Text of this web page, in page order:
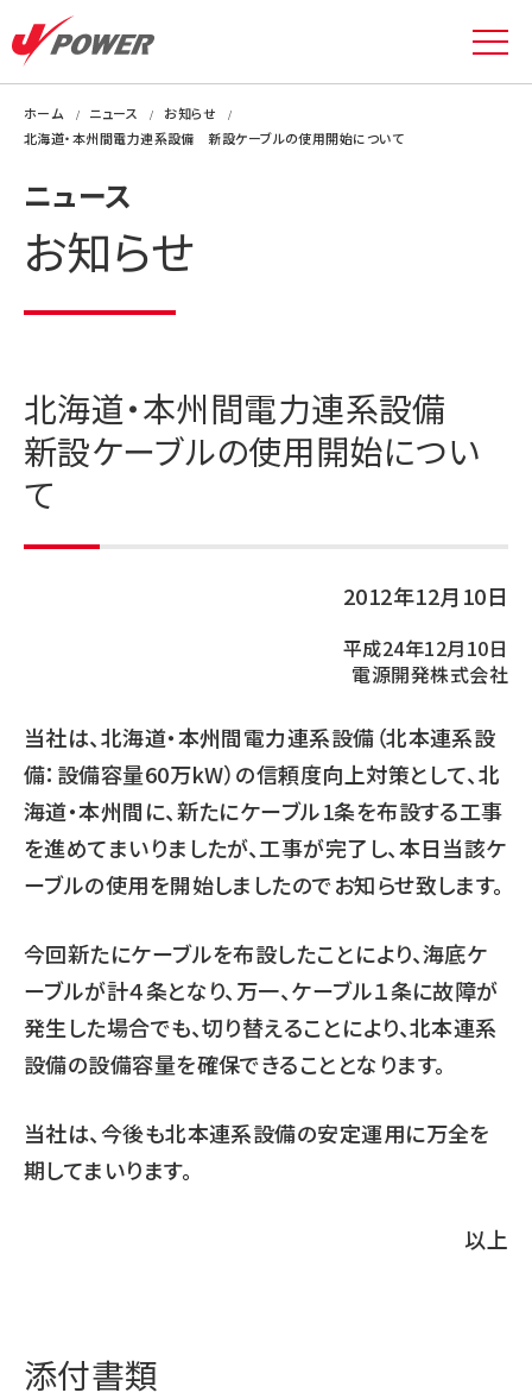
ホーム ニュース
お知らせ
北海道・本州間電力連系設備 新設ケーブルの使用開始について
ニュース
お知らせ
北海道・本州間電力連系設備
新設ケーブルの使用開始につい
て
2012年12月10日
平成24年12月10日
電源開発株式会社
当社は、北海道・本州間電力連系設備（北本連系設
備：設備容量60万kW）の信頼度向上対策として、北
海道・本州間に、新たにケーブル1条を布設する工事
を進めてまいりましたが、工事が完了し、本日当該ケ
ーブルの使用を開始しましたのでお知らせ致します。
今回新たにケーブルを布設したことにより、海底ケ
ーブルが計４条となり、万一、ケーブル１条に故障が
発生した場合でも、切り替えることにより、北本連系
設備の設備容量を確保できることとなります。
当社は、今後も北本連系設備の安定運用に万全を
期してまいります。
以上
添付書類